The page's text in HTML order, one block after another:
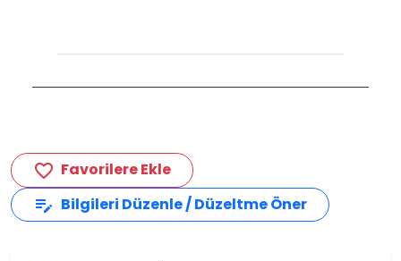
favorite_border Favorilere Ekle
edit_note Bilgileri Düzenle / Düzeltme Öner